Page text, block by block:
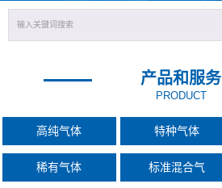
产品和服务
PRODUCT
高纯气体 特种气体
稀有气体 标准混合气